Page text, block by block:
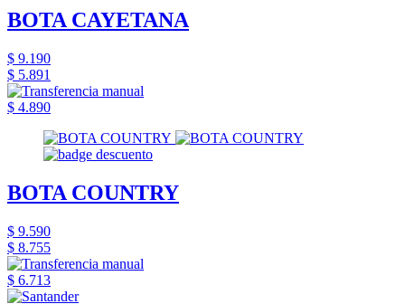
BOTA CAYETANA
$ 9.190
$ 5.891
$ 4.890
BOTA COUNTRY
$ 9.590
$ 8.755
$ 6.713